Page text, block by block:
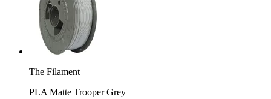
The Filament
PLA Matte Trooper Grey